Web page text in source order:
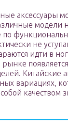
аксессуары
модели
по
не
идти в
Китайские
вариациях,
качеством